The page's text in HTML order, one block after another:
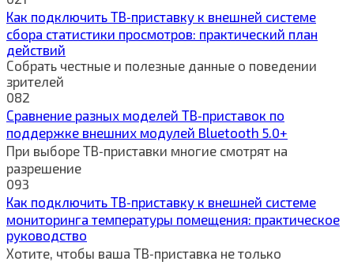
Как подключить ТВ‑приставку к внешней системе
сбора статистики просмотров: практический план
действий
Собрать честные и полезные данные о поведении
зрителей
082
Сравнение разных моделей ТВ‑приставок по
поддержке внешних модулей Bluetooth 5.0+
При выборе ТВ‑приставки многие смотрят на
разрешение
093
Как подключить ТВ‑приставку к внешней системе
мониторинга температуры помещения: практическое
руководство
Хотите, чтобы ваша ТВ‑приставка не только